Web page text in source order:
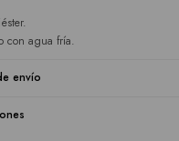
con agua fría.
envío